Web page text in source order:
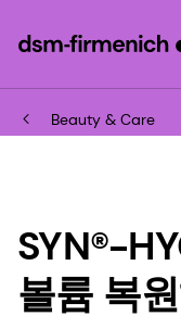
Beauty & Care
SYN®-
볼륨 복